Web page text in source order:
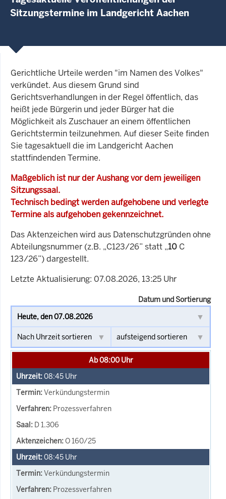
Sitzungstermine im Landgericht Aachen
Gerichtliche Urteile werden "im Namen des Volkes"
verkündet. Aus diesem Grund sind
Gerichtsverhandlungen in der Regel öffentlich, das
heißt jede Bürgerin und jeder Bürger hat die
Möglichkeit als Zuschauer an einem öffentlichen
Gerichtstermin teilzunehmen. Auf dieser Seite finden
Sie tagesaktuell die im Landgericht Aachen
stattfindenden Termine.
Maßgeblich ist nur der Aushang vor dem jeweiligen
Sitzungssaal.
Technisch bedingt werden aufgehobene und verlegte
Termine als aufgehoben gekennzeichnet.
Das Aktenzeichen wird aus Datenschutzgründen ohne
Abteilungsnummer (z.B. „C123/26” statt „10 C
123/26”) dargestellt.
Letzte Aktualisierung: 07.08.2026, 13:25 Uhr
Datum und Sortierung
Ab 08:00 Uhr
08:45 Uhr
Verkündungstermin
Prozessverfahren
D 1.306
O 160/25
08:45 Uhr
Verkündungstermin
Prozessverfahren